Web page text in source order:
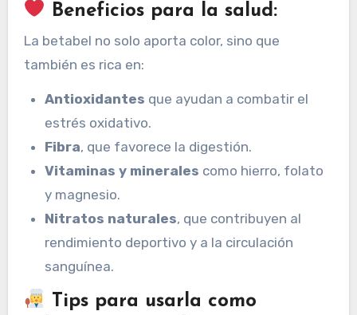
Beneficios para la salud:
La betabel no solo aporta color, sino que
también es rica en:
Antioxidantes que ayudan a combatir el
estrés oxidativo.
Fibra, que favorece la digestión.
Vitaminas y minerales como hierro, folato
y magnesio.
Nitratos naturales, que contribuyen al
rendimiento deportivo y a la circulación
sanguínea.
Tips para usarla como